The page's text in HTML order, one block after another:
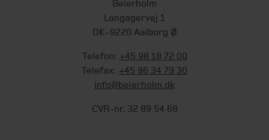
Beierholm
Langagervej 1
DK-9220 Aalborg Ø
Telefon: +45 98 18 72 00
Telefax: +45 96 34 79 30
info@beierholm.dk
CVR-nr. 32 89 54 68